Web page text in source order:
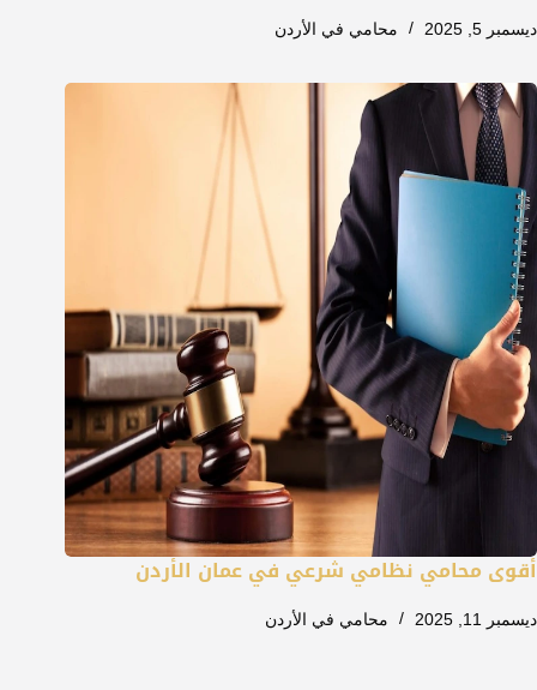
ديسمبر 5, 2025 محامي في الأردن
أقوى محامي نظامي شرعي في عمان الأردن
ديسمبر 11, 2025 محامي في الأردن